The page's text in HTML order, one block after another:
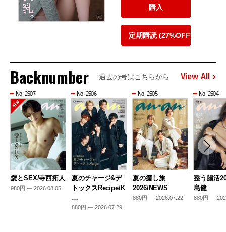
購入
定期購読 (27%OFF)
Backnumber 過去の号はこちらから View All
No. 2507
愛とSEX/寺西拓人
980円 — 2026.08.05
No. 2506
夏のチャージ&デ
トックスRecipe/K
…
880円 — 2026.07.29
No. 2505
夏の癒し旅
2026/NEWS
880円 — 2026.07.22
No. 2504
整う腸活
島健
880円 —